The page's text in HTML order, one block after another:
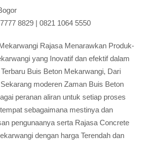
8829 | 0821 1064 5550
Rajasa Menarawkan Produk-
yang Inovatif dan efektif dalam
Buis Beton Mekarwangi, Dari
moderen Zaman Buis Beton
peranan aliran untuk setiap proses
sebagaimana mestinya dan
pengunaanya serta Rajasa Concrete
dengan harga Terendah dan